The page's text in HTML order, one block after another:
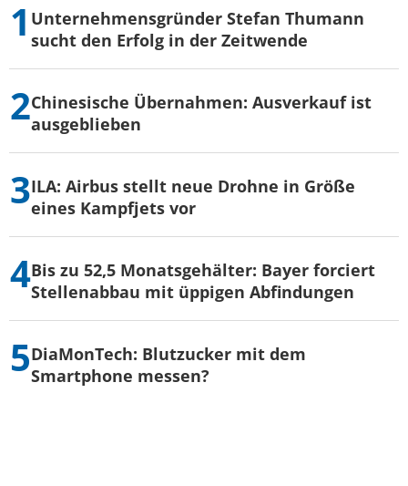
Unternehmensgründer Stefan Thumann
sucht den Erfolg in der Zeitwende
Chinesische Übernahmen: Ausverkauf ist
ausgeblieben
ILA: Airbus stellt neue Drohne in Größe
eines Kampfjets vor
Bis zu 52,5 Monatsgehälter: Bayer forciert
Stellenabbau mit üppigen Abfindungen
DiaMonTech: Blutzucker mit dem
Smartphone messen?